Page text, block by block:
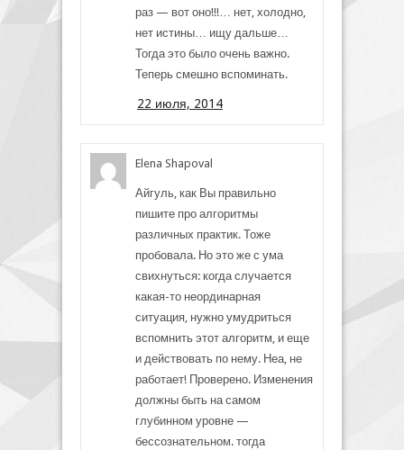
раз — вот оно!!!… нет, холодно,
нет истины… ищу дальше…
Тогда это было очень важно.
Теперь смешно вспоминать.
22 июля, 2014
Elena Shapoval
Айгуль, как Вы правильно
пишите про алгоритмы
различных практик. Тоже
пробовала. Но это же с ума
свихнуться: когда случается
какая-то неординарная
ситуация, нужно умудриться
вспомнить этот алгоритм, и еще
и действовать по нему. Неа, не
работает! Проверено. Изменения
должны быть на самом
глубинном уровне —
бессознательном. тогда